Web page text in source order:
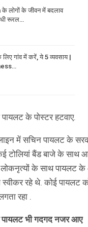
लोगों के जीवन में बदलाव
रूरल…
गांव में करें, ये 5 व्यवसाय |
के पोस्टर हटवाए.
में सचिन पायलट के
टोलियां बैंड बाजे के साथ
के साथ पायलट
रहे थे. कोई पायलट
रहा .
पायलट भी गदगद नजर आए